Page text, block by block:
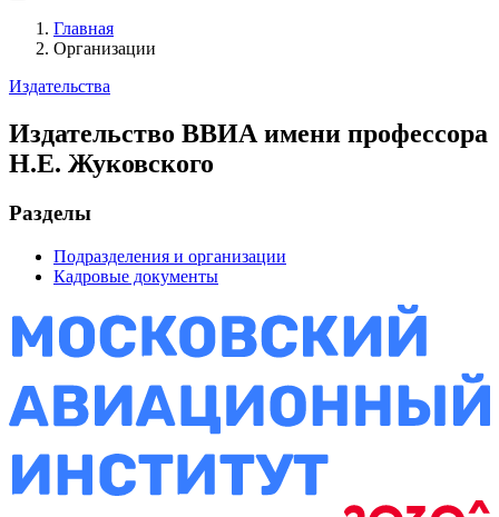
Главная
Организации
Издательства
Издательство ВВИА имени профессора
Н.Е. Жуковского
Разделы
Подразделения и организации
Кадровые документы